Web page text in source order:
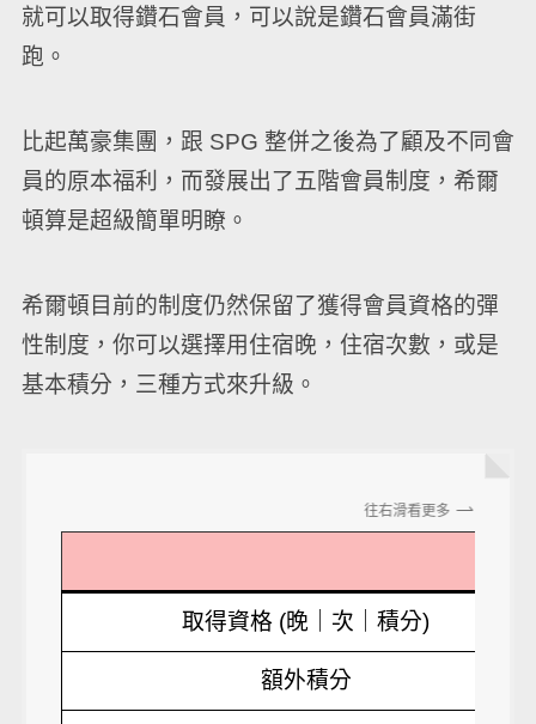
就可以取得鑽石會員，可以說是鑽石會員滿街
跑。
比起萬豪集團，跟 SPG 整併之後為了顧及不同會
員的原本福利，而發展出了五階會員制度，希爾
頓算是超級簡單明瞭。
希爾頓目前的制度仍然保留了獲得會員資格的彈
性制度，你可以選擇用住宿晚，住宿次數，或是
基本積分，三種方式來升級。
往右滑看更多
取得資格 (晚｜次｜積分)
額外積分